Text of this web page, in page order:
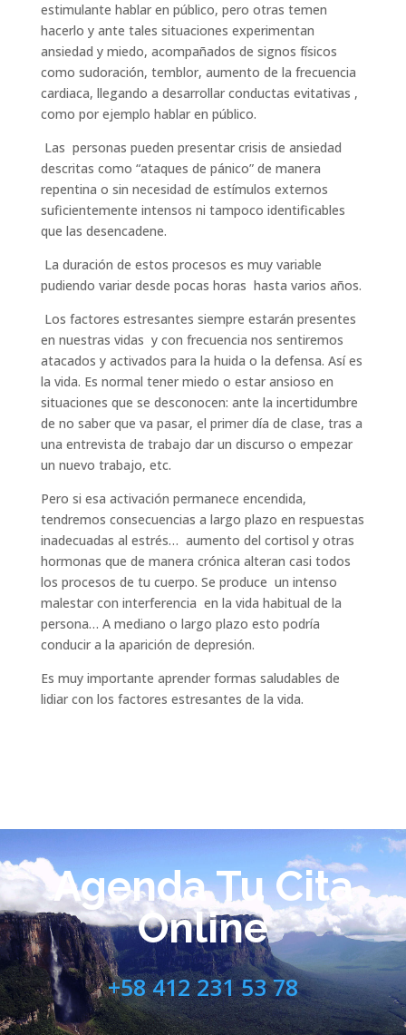
estimulante hablar en público, pero otras temen
hacerlo y ante tales situaciones experimentan
ansiedad y miedo, acompañados de signos físicos
como sudoración, temblor, aumento de la frecuencia
cardiaca, llegando a desarrollar conductas evitativas ,
como por ejemplo hablar en público.
Las personas pueden presentar crisis de ansiedad
descritas como “ataques de pánico” de manera
repentina o sin necesidad de estímulos externos
suficientemente intensos ni tampoco identificables
que las desencadene.
La duración de estos procesos es muy variable
pudiendo variar desde pocas horas hasta varios años.
Los factores estresantes siempre estarán presentes
en nuestras vidas y con frecuencia nos sentiremos
atacados y activados para la huida o la defensa. Así es
la vida. Es normal tener miedo o estar ansioso en
situaciones que se desconocen: ante la incertidumbre
de no saber que va pasar, el primer día de clase, tras a
una entrevista de trabajo dar un discurso o empezar
un nuevo trabajo, etc.
Pero si esa activación permanece encendida,
tendremos consecuencias a largo plazo en respuestas
inadecuadas al estrés… aumento del cortisol y otras
hormonas que de manera crónica alteran casi todos
los procesos de tu cuerpo. Se produce un intenso
malestar con interferencia en la vida habitual de la
persona… A mediano o largo plazo esto podría
conducir a la aparición de depresión.
Es muy importante aprender formas saludables de
lidiar con los factores estresantes de la vida.
Agenda Tu Cita
Online
+58 412 231 53 78